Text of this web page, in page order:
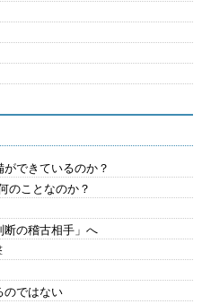
できているのか？
のことなのか？
断の稽古相手」へ
のではない